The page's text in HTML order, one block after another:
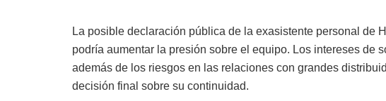
La posible declaración pública de la exasistente personal de
podría aumentar la presión sobre el equipo. Los intereses de
además de los riesgos en las relaciones con grandes
decisión final sobre su continuidad.